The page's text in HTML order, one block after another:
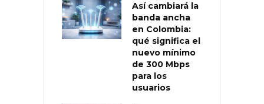
Así cambiará la
banda ancha
en Colombia:
qué significa el
nuevo mínimo
de 300 Mbps
para los
usuarios